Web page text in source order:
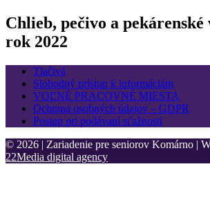
Chlieb, pečivo a
rok 2022
Tlačivá
Slobodný prístup k informáciám
VOĽNÉ PRACOVNÉ MIESTA
Ochrana osobných údajov – GDPR
Postup pri podávaní sťažností
© 2026 | Zariadenie pre seniorov Komárno |
22Media digital agency